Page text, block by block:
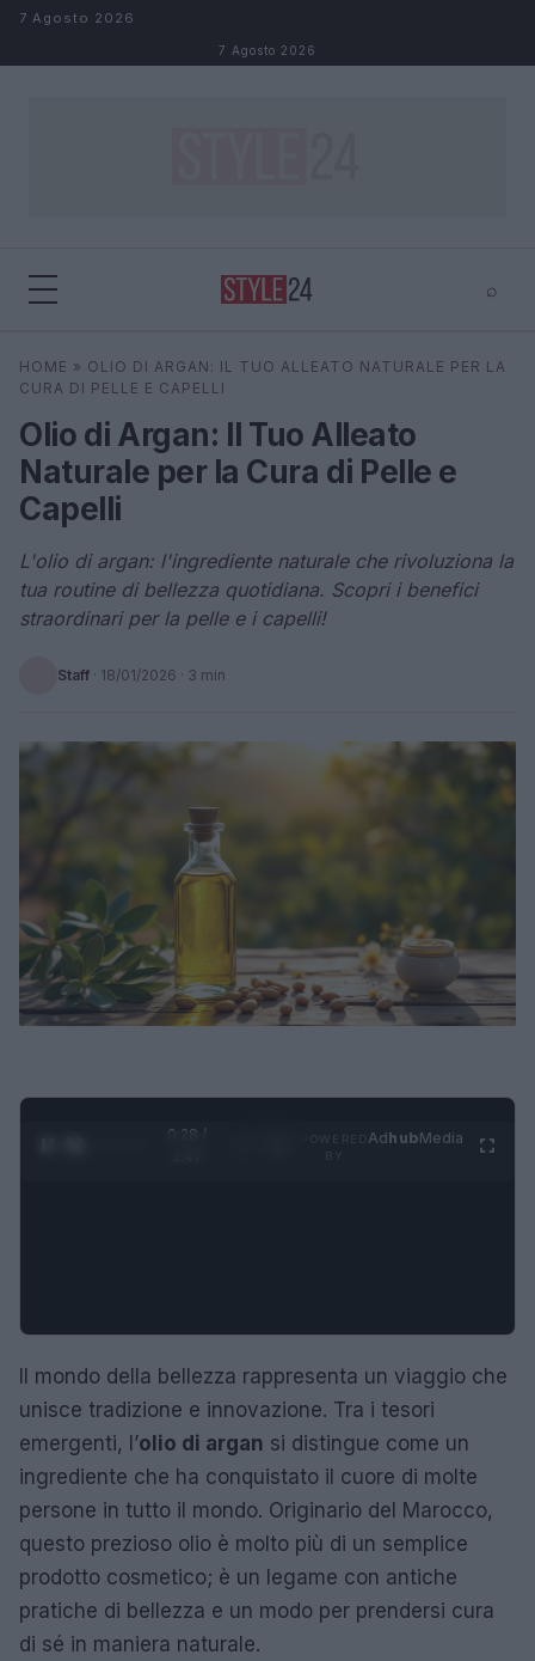
Salta al contenuto
7 Agosto 2026
7 Agosto 2026
⌕
Cerca ⌕ ×
HOME » OLIO DI ARGAN: IL TUO ALLEATO NATURALE PER LA
CURA DI PELLE E CAPELLI
Olio di Argan: Il Tuo Alleato
Naturale per la Cura di Pelle e
Capelli
L'olio di argan: l'ingrediente naturale che rivoluziona la
tua routine di bellezza quotidiana. Scopri i benefici
straordinari per la pelle e i capelli!
Staff · 18/01/2026 · 3 min
0:29 /
AdhubMedia
Il mondo della bellezza rappresenta un viaggio che
unisce tradizione e innovazione. Tra i tesori
emergenti, l’olio di argan si distingue come un
ingrediente che ha conquistato il cuore di molte
persone in tutto il mondo. Originario del Marocco,
questo prezioso olio è molto più di un semplice
prodotto cosmetico; è un legame con antiche
pratiche di bellezza e un modo per prendersi cura
di sé in maniera naturale.